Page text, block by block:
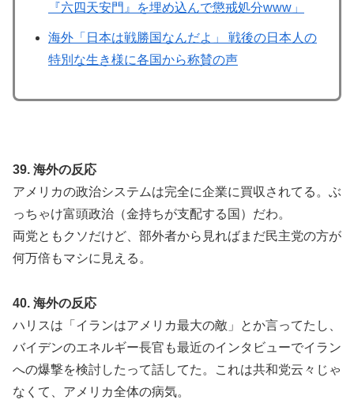
『六四天安門』を埋め込んで懲戒処分www」
海外「日本は戦勝国なんだよ」 戦後の日本人の
特別な生き様に各国から称賛の声
39. 海外の反応
アメリカの政治システムは完全に企業に買収されてる。ぶ
っちゃけ富頭政治（金持ちが支配する国）だわ。
両党ともクソだけど、部外者から見ればまだ民主党の方が
何万倍もマシに見える。
40. 海外の反応
ハリスは「イランはアメリカ最大の敵」とか言ってたし、
バイデンのエネルギー長官も最近のインタビューでイラン
への爆撃を検討したって話してた。これは共和党云々じゃ
なくて、アメリカ全体の病気。